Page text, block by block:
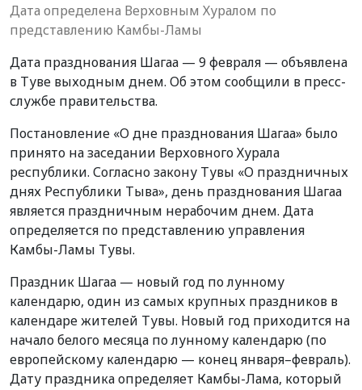
Дата определена Верховным Хуралом по
представлению Камбы-Ламы
Дата празднования Шагаа — 9 февраля — объявлена
в Туве выходным днем. Об этом сообщили в пресс-
службе правительства.
Постановление «О дне празднования Шагаа» было
принято на заседании Верховного Хурала
республики. Согласно закону Тувы «О праздничных
днях Республики Тыва», день празднования Шагаа
является праздничным нерабочим днем. Дата
определяется по представлению управления
Камбы-Ламы Тувы.
Праздник Шагаа — новый год по лунному
календарю, один из самых крупных праздников в
календаре жителей Тувы. Новый год приходится на
начало белого месяца по лунному календарю (по
европейскому календарю — конец января–февраль).
Дату праздника определяет Камбы-Лама, который